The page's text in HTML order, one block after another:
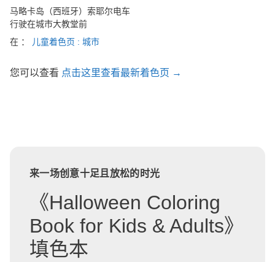
马略卡岛（西班牙）索耶尔电车
行驶在城市大教堂前
在 ：
儿童着色页 : 城市
您可以查看 点击这里查看最新着色页 →
来一场创意十足且放松的时光
《Halloween Coloring
Book for Kids & Adults》
填色本